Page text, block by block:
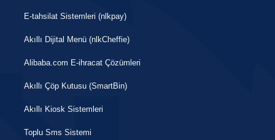
E-tahsilat Sistemleri (nlkpay)
Akıllı Dijital Menü (nlkCheffie)
Alibaba.com E-ihracat Çözümleri
Akıllı Çöp Kutusu (SmartBin)
Akıllı Kiosk Sistemleri
Toplu Sms Sistemi